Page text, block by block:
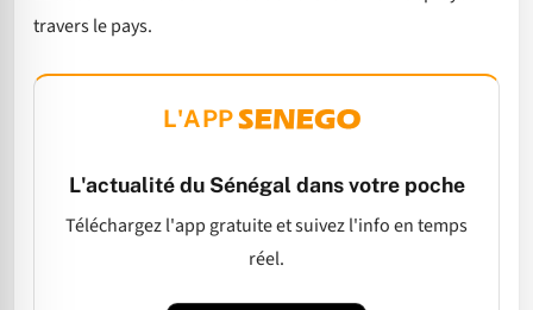
travers le pays.
L'APP
L'actualité du Sénégal dans votre poche
Téléchargez l'app gratuite et suivez l'info en temps
réel.